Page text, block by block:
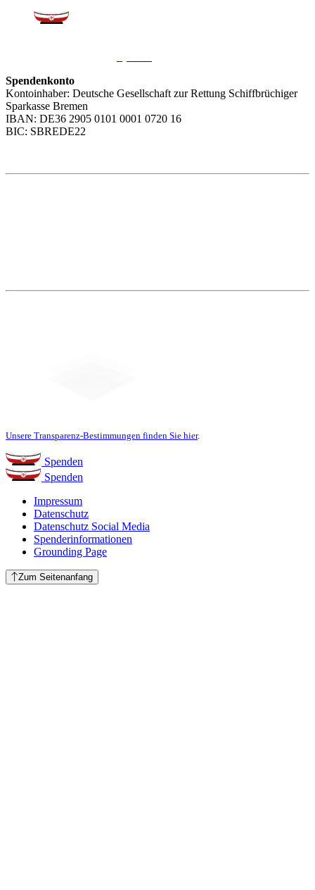
Spendenkonto
Kontoinhaber: Deutsche Gesellschaft zur Rettung Schiffbrüchiger
Sparkasse Bremen
IBAN: DE36 2905 0101 0001 0720 16
BIC: SBREDE22
Unsere Transparenz-Bestimmungen finden Sie hier.
Spenden
Spenden
Impressum
Datenschutz
Datenschutz Social Media
Spenderinformationen
Grounding Page
Zum Seitenanfang